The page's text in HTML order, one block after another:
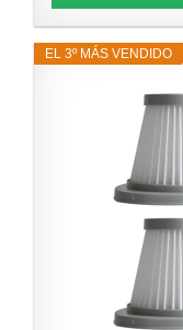
EL 3º MÁS VENDIDO